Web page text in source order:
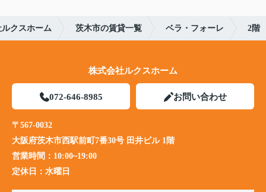
クスホーム 茨木市の賃貸一覧 ベラ・フォーレ 2階
株式会社ルクスホーム
072-646-8985 お問い合わせ
〒567-0032
大阪府茨木市西駅前町7番30号 田井ビル 1階
営業時間： 10:00~19:00
定休日： 水曜日